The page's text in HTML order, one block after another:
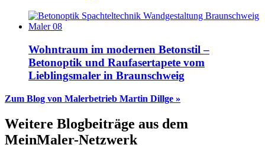
Wohntraum im modernen Betonstil –
Betonoptik und Raufasertapete vom
Lieblingsmaler in Braunschweig
Zum Blog von Malerbetrieb Martin Dillge »
Weitere Blogbeiträge aus dem
MeinMaler-Netzwerk